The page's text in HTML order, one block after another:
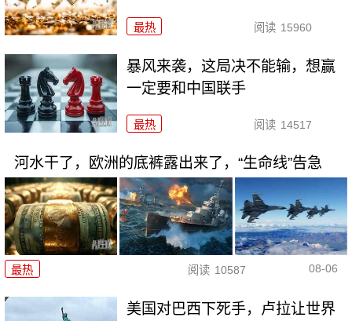
最热 阅读 15960
暴风来袭，这局决不能输，想赢
一定要和中国联手
最热 阅读 14517
河水干了，欧洲的底裤露出来了，“生命线”告急
最热 阅读 10587 08-06
美国对巴西下死手，卢拉让世界